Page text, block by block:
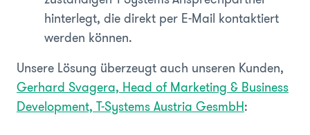
hinterlegt, die direkt per E-Mail kontaktiert
werden können.
Unsere Lösung überzeugt auch unseren Kunden,
Gerhard Svagera, Head of Marketing & Business
Development, T-Systems Austria GesmbH: